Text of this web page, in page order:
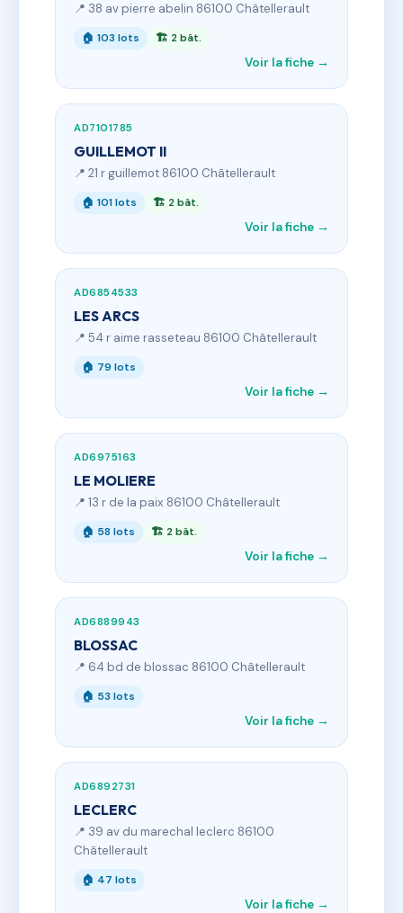
📍 38 av pierre abelin 86100 Châtellerault
🏠 103 lots 🏗 2 bât.
Voir la fiche →
AD7101785
GUILLEMOT II
📍 21 r guillemot 86100 Châtellerault
🏠 101 lots 🏗 2 bât.
Voir la fiche →
AD6854533
LES ARCS
📍 54 r aime rasseteau 86100 Châtellerault
🏠 79 lots
Voir la fiche →
AD6975163
LE MOLIERE
📍 13 r de la paix 86100 Châtellerault
🏠 58 lots 🏗 2 bât.
Voir la fiche →
AD6889943
BLOSSAC
📍 64 bd de blossac 86100 Châtellerault
🏠 53 lots
Voir la fiche →
AD6892731
LECLERC
📍 39 av du marechal leclerc 86100
Châtellerault
🏠 47 lots
Voir la fiche →